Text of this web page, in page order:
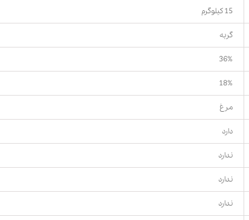
15 کیلوگرم
گربه
36%
18%
مرغ
دارد
ندارد
ندارد
ندارد